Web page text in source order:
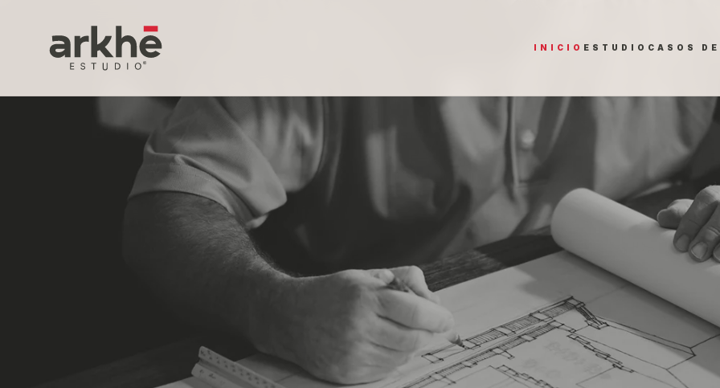
INICIO ESTUDIO CASOS